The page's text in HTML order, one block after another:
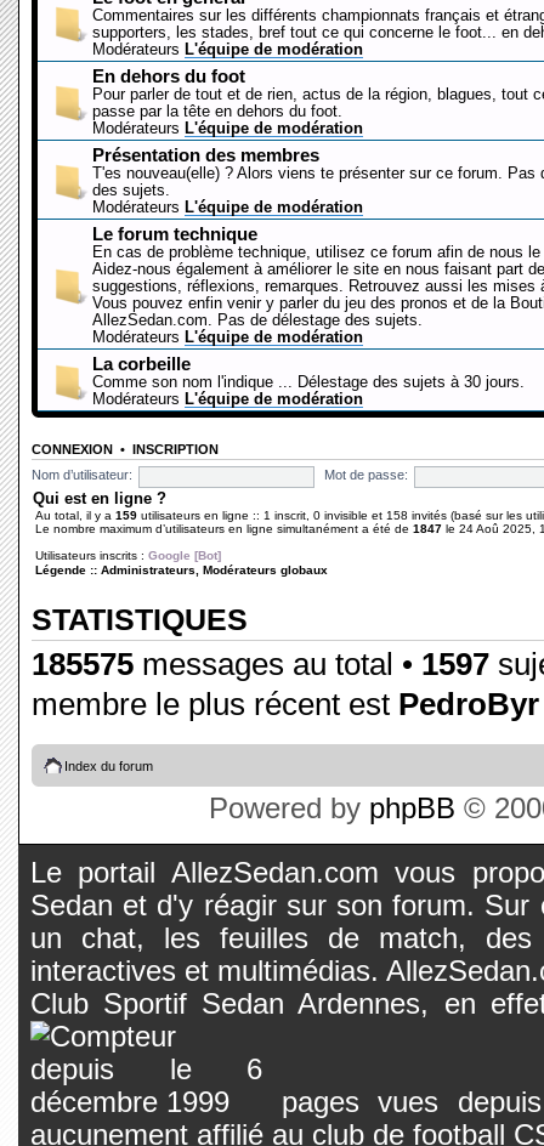
Commentaires sur les différents championnats français et
supporters, les stades, bref tout ce qui concerne le foot... en
Modérateurs L'équipe de modération
En dehors du foot
Pour parler de tout et de rien, actus de la région, blagues, tout
passe par la tête en dehors du foot.
Modérateurs L'équipe de modération
Présentation des membres
T'es nouveau(elle) ? Alors viens te présenter sur ce forum. Pas
des sujets.
Modérateurs L'équipe de modération
Le forum technique
En cas de problème technique, utilisez ce forum afin de nous le
Aidez-nous également à améliorer le site en nous faisant part
suggestions, réflexions, remarques. Retrouvez aussi les mises
Vous pouvez enfin venir y parler du jeu des pronos et de la
AllezSedan.com. Pas de délestage des sujets.
Modérateurs L'équipe de modération
La corbeille
Comme son nom l'indique ... Délestage des sujets à 30 jours.
Modérateurs L'équipe de modération
CONNEXION • INSCRIPTION
Nom d’utilisateur:
Mot de passe:
Qui est en ligne ?
Au total, il y a 159 utilisateurs en ligne :: 1 inscrit, 0 invisible et 158 invités (basé sur les
Le nombre maximum d’utilisateurs en ligne simultanément a été de 1847 le 24 Aoû 2025,
Utilisateurs inscrits : Google [Bot]
Légende :: Administrateurs Modérateurs globaux
STATISTIQUES
185575 messages au total • 1597
membre le plus récent est PedroByr
Index du forum
Powered by phpBB ©
Le portail AllezSedan.com vous
Sedan et d'y réagir sur son forum.
un chat, les feuilles de match, des
interactives et multimédias.
Club Sportif Sedan Ardennes, en
pages vues
aucunement affilié au club de football